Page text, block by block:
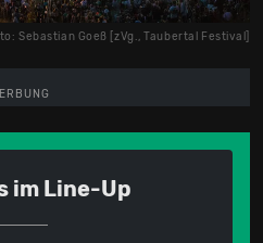
Sebastian Goeß [zVg., Taubertal Festival]
im Line-Up